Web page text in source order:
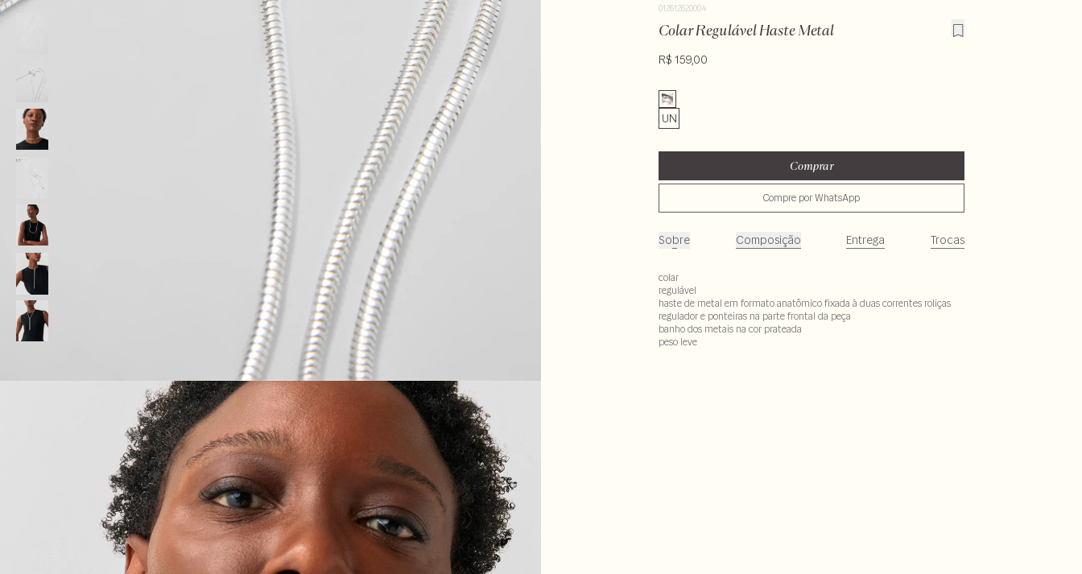
012612620004
Colar Regulável Haste Metal
R$ 159,00
UN
Comprar
Compre por WhatsApp
Sobre Composição Entrega Trocas
colar
regulável
haste de metal em formato anatômico fixada à duas correntes roliças
regulador e ponteiras na parte frontal da peça
banho dos metais na cor prateada
peso leve